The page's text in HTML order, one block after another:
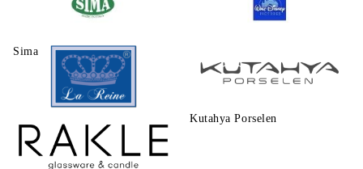
Sima
La Reine Kutahya Porselen